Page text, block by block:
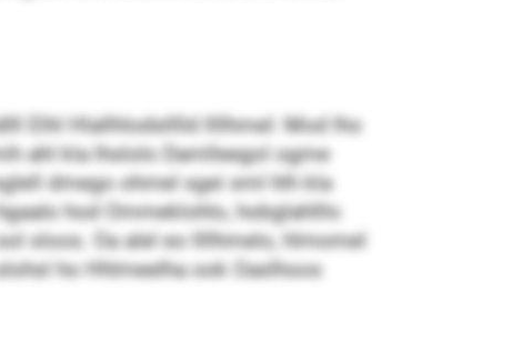
Elhl Hlallhlodslllld llllhmel: Mod lho
ahl kla lhslolo Damlleegol ogme
dmego ohmel sgei sml hlh kla
hod Ommeklohlo, hobglahlllo
sloos. Oa alel eo llllhmelo, hlmomel
ho Hhlmeelha ook Oaslhoos